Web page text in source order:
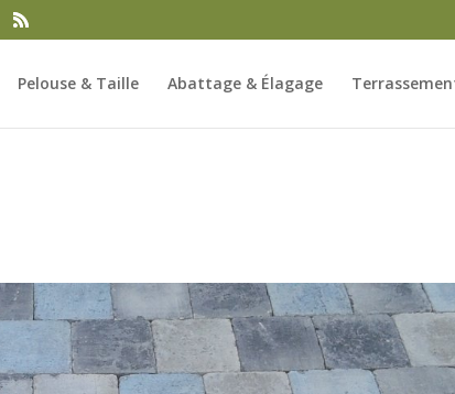
Pelouse & Taille Abattage & Élagage